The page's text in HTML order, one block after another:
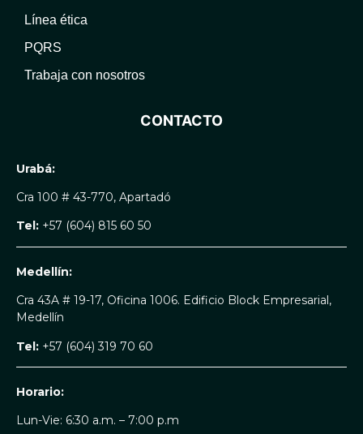
Línea ética
PQRS
Trabaja con nosotros
CONTACTO
Urabá:
Cra 100 # 43-770, Apartadó
Tel: +57 (604) 815 60 50
Medellín:
Cra 43A # 19-17, Oficina 1006. Edificio Block Empresarial,
Medellín
Tel: +57 (604) 319 70 60
Horario:
Lun-Vie: 6:30 a.m. – 7:00 p.m